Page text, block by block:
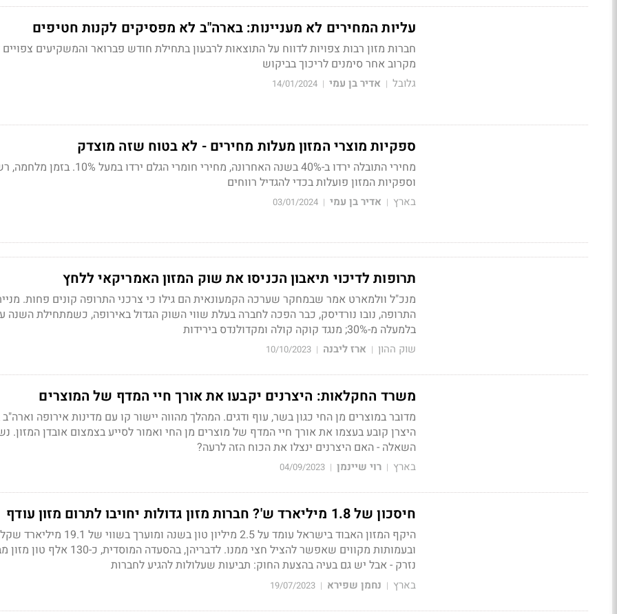
עליות המחירים לא מעניינות: בארה"ב לא מפסיקים לקנות חטיפים
חברות מזון רבות צפויות לדווח על התוצאות לרבעון בתחילת חודש פברואר והמשקיעים
מקרוב אחר סימנים לריכוך בביקוש
גלובל | אדיר בן עמי |
14/01/2024
ספקיות מוצרי המזון מעלות מחירים - לא בטוח שזה מוצדק
מחירי התובלה ירדו ב-40% בשנה האחרונה, מחירי חומרי הגלם ירדו
וספקיות המזון פועלות בכדי להגדיל רווחים
בארץ | אדיר בן עמי |
03/01/2024
תרופות לדיכוי תיאבון הכניסו את שוק המזון האמריקאי ללחץ
מנכ"ל וולמארט אמר שבמחקר שערכה הקמעונאית הם גילו כי צרכני התרופה קונים פחות.
התרופה, נובו נורדיסק, כבר הפכה לחברה בעלת שווי השוק הגדול באירופה, כשמתחילת השנה
בלמעלה מ-30%; מנגד קוקה קולה ומקדולנדס בירידות
שוק ההון | ארז ליבנה |
10/10/2023
משרד החקלאות: היצרנים יקבעו את אורך חיי המדף של המוצרים
מדובר במוצרים מן החי כגון בשר, עוף ודגים. המהלך מהווה יישור קו עם מדינות אירופה וארה"ב
היצרן קובע בעצמו את אורך חיי המדף של מוצרים מן החי ואמור לסייע בצמצום אובדן המזון.
השאלה - האם היצרנים ינצלו את הכוח הזה לרעה?
בארץ | רוי שיינמן |
04/09/2023
חיסכון של 1.8 מיליארד ש'? חברות מזון גדולות יחויבו לתרום מזון עודף
היקף המזון האבוד בישראל עומד על 2.5 מיליון טון בשנה ומוערך בשווי של 19.1 מיליארד שקל
ובעמותות מקווים שאפשר להציל חצי ממנו. לדבריהן, בהסעדה
נזרק - אבל יש גם בעיה בהצעת החוק: תביעות שעלולות להגיע לחברות
בארץ | נחמן שפירא |
19/07/2023